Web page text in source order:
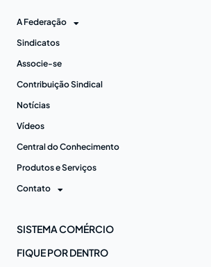
A Federação
Sindicatos
Associe-se
Contribuição Sindical
Notícias
Vídeos
Central do Conhecimento
Produtos e Serviços
Contato
SISTEMA COMÉRCIO
FIQUE POR DENTRO